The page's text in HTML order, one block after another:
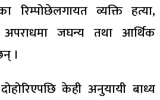
रिम्पोछेलगायत व्यक्ति हत्या,
अपराधमा जघन्य तथा आर्थिक
।
केही अनुयायी बाध्य